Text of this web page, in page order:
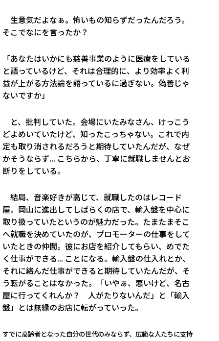
生意気だよなぁ。怖いもの知らずだったんだろう。
そこでなにを言ったか？
「あなたはいかにも慈善事業のように医療をしている
と語っているけど、それは合理的に、より効率よく利
益が上がる方法論を語っているに過ぎない。偽善じゃ
ないですか」
と、批判していた。会場にいたみなさん、けっこう
どよめいていたけど、知ったこっちゃない。これで内
定も取り消されるだろうと期待していたんだが、なぜ
かそうならず... こちらから、丁寧に就職しませんとお
断りをしている。
結局、音楽好きが高じて、就職したのはレコード
屋。岡山に進出してしばらくの店で、輸入盤を中心に
取り扱っていたというのが魅力だった。たまたまそこ
へ就職を決めていたのが、プロモーターの仕事をして
いたときの仲間。彼にお店を紹介してもらい、めでた
く仕事ができる... ことになる。輸入盤の仕入れとか、
それに絡んだ仕事ができると期待していたんだが、そ
う転がることはなかった。「いやぁ、悪いけど、名古
屋に行ってくれんか？ 人がたりないんだ」と「輸入
盤」とは無縁のお店に転がっていった。
すでに高齢者となった自分の世代のみならず、広範な人たちに支持